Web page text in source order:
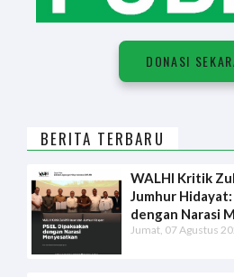
DONASI
BERITA TERBARU
WALHI Kritik
Jumhur Hidayat:
dengan Narasi
Jumat, 07 Agustus